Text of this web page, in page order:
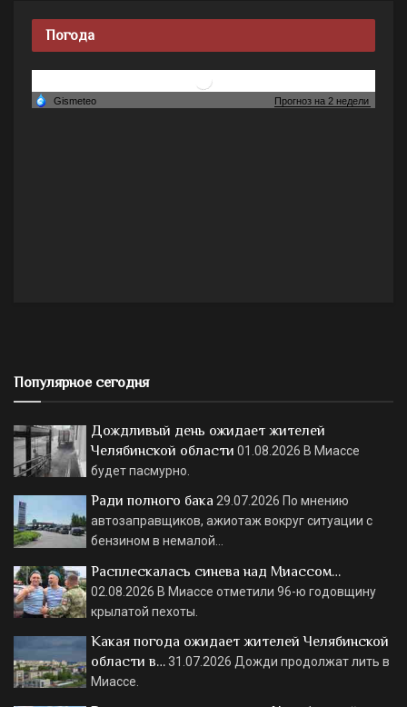
Погода
Популярное сегодня
Дождливый день ожидает жителей
Челябинской области 01.08.2026 В Миассе
будет пасмурно.
Ради полного бака 29.07.2026 По мнению
автозаправщиков, ажиотаж вокруг ситуации с
бензином в немалой…
Расплескалась синева над Миассом…
02.08.2026 В Миассе отметили 96-ю годовщину
крылатой пехоты.
Какая погода ожидает жителей Челябинской
области в…31.07.2026 Дожди продолжат лить в
Миассе.